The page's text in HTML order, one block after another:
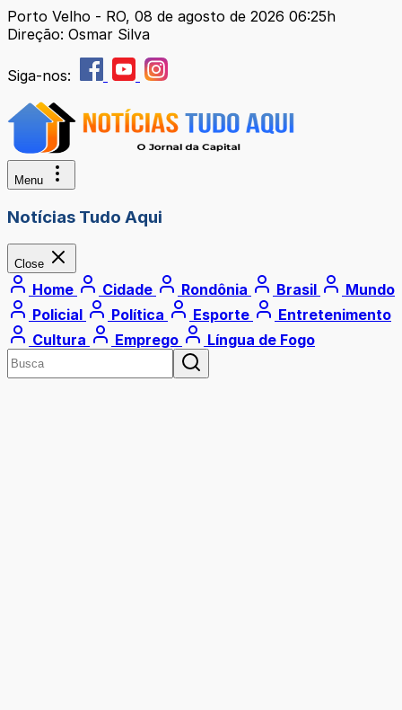
Porto Velho - RO, 08 de agosto de 2026 06:25h
Direção: Osmar Silva
Siga-nos:
Menu
Notícias Tudo Aqui
Close
Home Cidade Rondônia Brasil
Mundo
Policial
Política Esporte
Entretenimento
Cultura
Emprego Língua de Fogo